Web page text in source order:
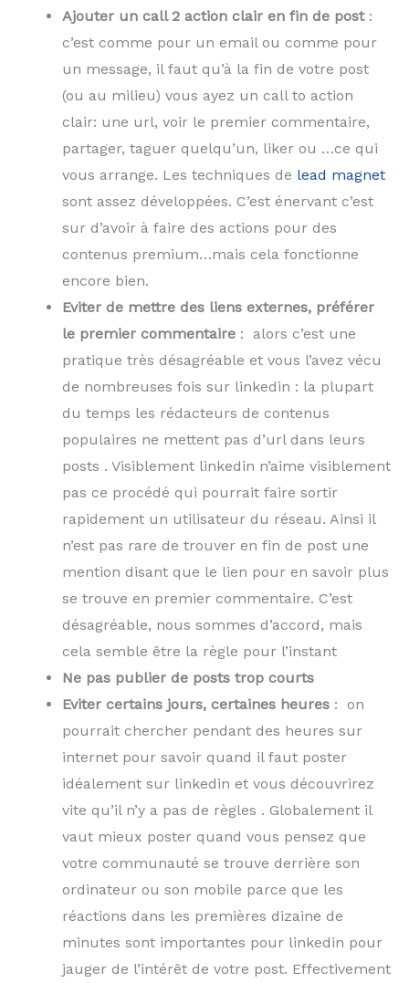
Ajouter un call 2 action clair en fin de post :
c’est comme pour un email ou comme pour
un message, il faut qu’à la fin de votre post
(ou au milieu) vous ayez un call to action
clair: une url, voir le premier commentaire,
partager, taguer quelqu’un, liker ou …ce qui
vous arrange. Les techniques de lead magnet
sont assez développées. C’est énervant c’est
sur d’avoir à faire des actions pour des
contenus premium…mais cela fonctionne
encore bien.
Eviter de mettre des liens externes, préférer
le premier commentaire : alors c’est une
pratique très désagréable et vous l’avez vécu
de nombreuses fois sur linkedin : la plupart
du temps les rédacteurs de contenus
populaires ne mettent pas d’url dans leurs
posts . Visiblement linkedin n’aime visiblement
pas ce procédé qui pourrait faire sortir
rapidement un utilisateur du réseau. Ainsi il
n’est pas rare de trouver en fin de post une
mention disant que le lien pour en savoir plus
se trouve en premier commentaire. C’est
désagréable, nous sommes d’accord, mais
cela semble être la règle pour l’instant
Ne pas publier de posts trop courts
Eviter certains jours, certaines heures : on
pourrait chercher pendant des heures sur
internet pour savoir quand il faut poster
idéalement sur linkedin et vous découvrirez
vite qu’il n’y a pas de règles . Globalement il
vaut mieux poster quand vous pensez que
votre communauté se trouve derrière son
ordinateur ou son mobile parce que les
réactions dans les premières dizaine de
minutes sont importantes pour linkedin pour
jauger de l’intérêt de votre post. Effectivement